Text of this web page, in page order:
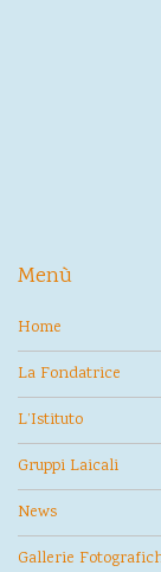
Menù
Home
La Fondatrice
L’Istituto
Gruppi Laicali
News
Gallerie